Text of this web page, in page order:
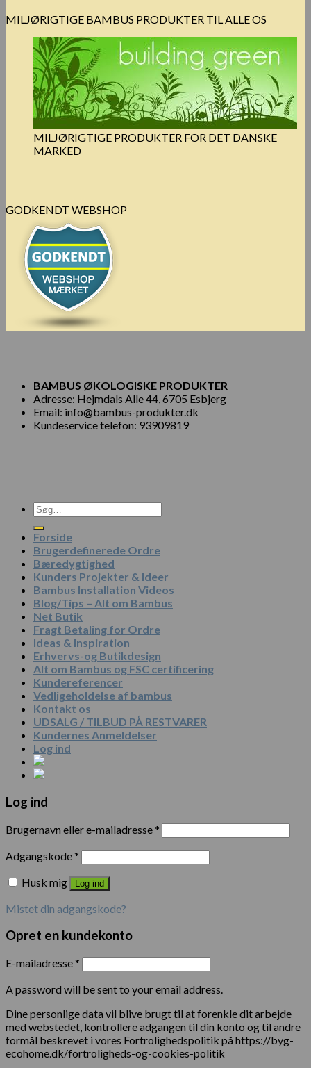
MILJØRIGTIGE BAMBUS PRODUKTER TIL ALLE OS
MILJØRIGTIGE PRODUKTER FOR DET DANSKE
MARKED
GODKENDT WEBSHOP
BAMBUS ØKOLOGISKE PRODUKTER
Adresse: Hejmdals Alle 44, 6705 Esbjerg
Email: info@bambus-produkter.dk
Kundeservice telefon: 93909819
Søg
efter:
Forside
Brugerdefinerede Ordre
Bæredygtighed
Kunders Projekter & Ideer
Bambus Installation Videos
Blog/Tips – Alt om Bambus
Net Butik
Fragt Betaling for Ordre
Ideas & Inspiration
Erhvervs-og Butikdesign
Alt om Bambus og FSC certificering
Kundereferencer
Vedligeholdelse af bambus
Kontakt os
UDSALG / TILBUD PÅ RESTVARER
Kundernes Anmeldelser
Log ind
Log ind
Brugernavn eller e-mailadresse*
Adgangskode*
Husk mig
Log ind
Mistet din adgangskode?
Opret en kundekonto
E-mailadresse*
A password will be sent to your email address.
Dine personlige data vil blive brugt til at forenkle dit arbejde
med webstedet, kontrollere adgangen til din konto og til andre
formål beskrevet i vores Fortrolighedspolitik på https://byg-
ecohome.dk/fortroligheds-og-cookies-politik